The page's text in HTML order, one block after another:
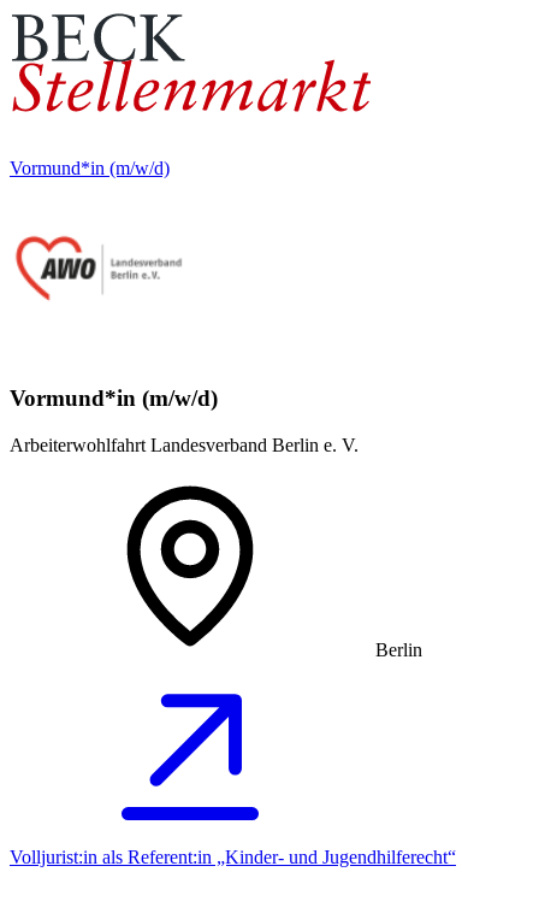
Vormund*in (m/w/d)
Vormund*in (m/w/d)
Arbeiterwohlfahrt Landesverband Berlin e. V.
Berlin
Volljurist:in als Referent:in „Kinder- und Jugendhilferecht“